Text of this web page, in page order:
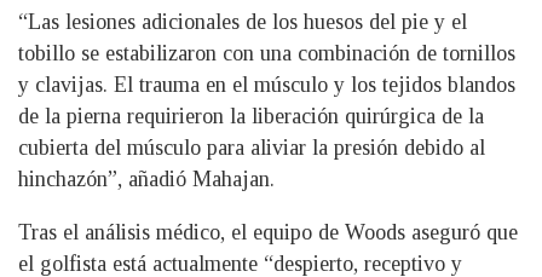
“Las lesiones adicionales de los huesos del pie y el
tobillo se estabilizaron con una combinación de tornillos
y clavijas. El trauma en el músculo y los tejidos blandos
de la pierna requirieron la liberación quirúrgica de la
cubierta del músculo para aliviar la presión debido al
hinchazón”, añadió Mahajan.
Tras el análisis médico, el equipo de Woods aseguró que
el golfista está actualmente “despierto, receptivo y